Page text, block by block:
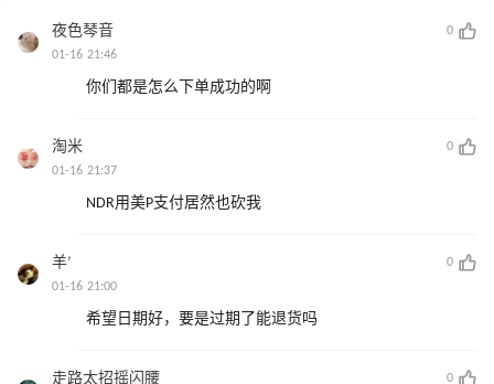
夜色琴音
0
01-16 21:46
你们都是怎么下单成功的啊
淘米
0
01-16 21:37
NDR用美P支付居然也砍我
羊’
0
01-16 21:00
希望日期好，要是过期了能退货吗
走路太招摇闪腰
0